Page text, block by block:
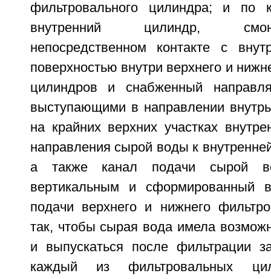
фильтровального цилиндра; и по
внутренний цилиндр,
непосредственном контакте с
поверхностью внутри верхнего и
цилиндров и снабженный
выступающими в направлении
на крайних верхних участках
направления сырой воды к
а также канал подачи сырой
вертикальным и сформированный
подачи верхнего и нижнего
так, чтобы сырая вода имела
и выпускаться после фильтрации
каждый из фильтровальных